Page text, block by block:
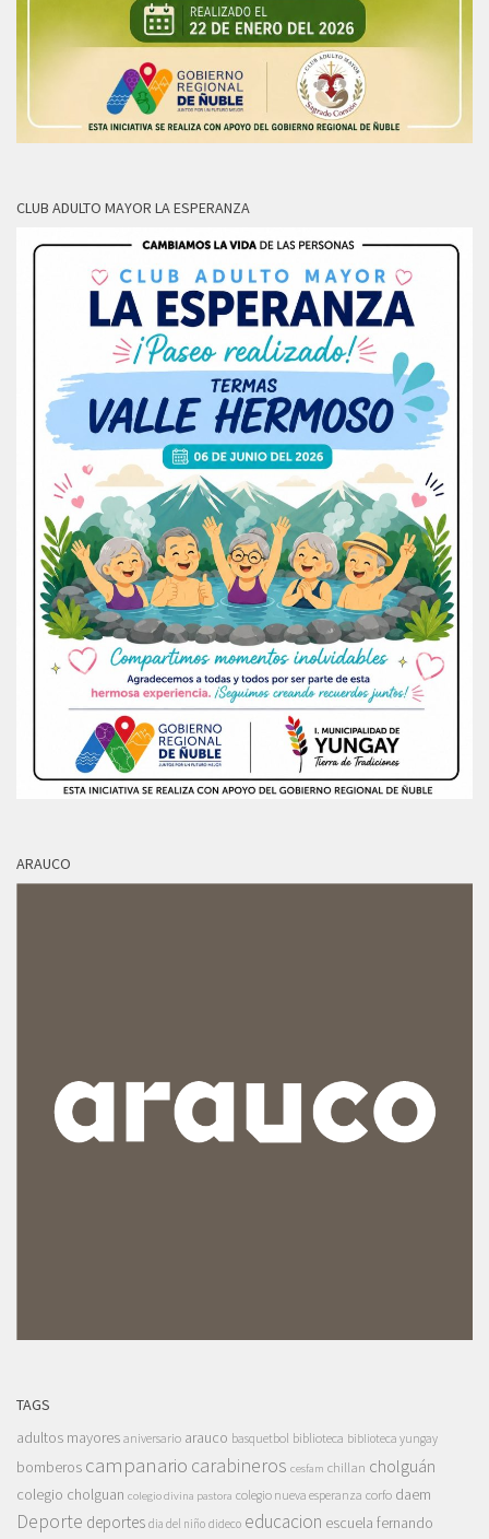
CLUB ADULTO MAYOR LA ESPERANZA
ARAUCO
TAGS
adultos mayores aniversario arauco basquetbol biblioteca biblioteca yungay
bomberos campanario carabineros cesfam chillan cholguán
colegio cholguan colegio divina pastora colegio nueva esperanza corfo daem
Deporte deportes dia del niño dideco educacion escuela fernando